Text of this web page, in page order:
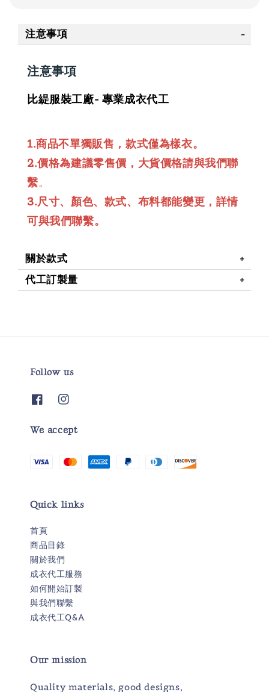
注意事項
注意事項
比緹服裝工廠- 專業成衣代工
1.商品不單獨販售，款式僅為樣衣。
2.價格為建議零售價，大貨價格請與我們聯
繫。
3.尺寸、顏色、款式、布料都能變更，詳情
可與我們聯繫。
關於款式
代工訂製量
Follow us
We accept
Quick links
首頁
商品目錄
關於我們
成衣代工服務
如何開始訂製
與我們聯繫
成衣代工Q&A
Our mission
Quality materials, good designs,